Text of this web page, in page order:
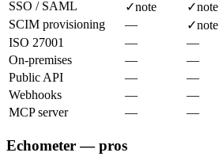
SSO / SAML
✓note ✓note
SCIM provisioning
— ✓note
ISO 27001
—
—
On-premises
—
—
Public API
—
—
Webhooks
—
—
MCP server
— —
Echometer — pros